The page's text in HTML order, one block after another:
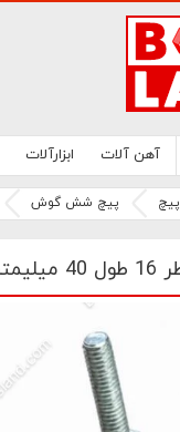
آهن آلات ابزارآلات
پیچ پیچ شش گوش